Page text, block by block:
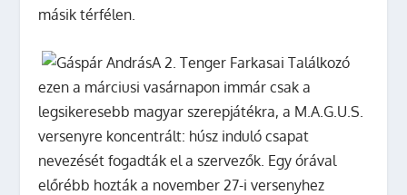
másik térfélen.
A 2. Tenger Farkasai Találkozó
ezen a márciusi vasárnapon immár csak a
legsikeresebb magyar szerepjátékra, a M.A.G.U.S.
versenyre koncentrált: húsz induló csapat
nevezését fogadták el a szervezők. Egy órával
előrébb hozták a november 27-i versenyhez